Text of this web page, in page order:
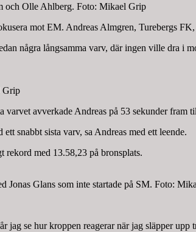
och Olle Ahlberg. Foto: Mikael Grip
mot EM. Andreas Almgren, Turebergs
några långsamma varv, där ingen ville dra i
Grip
avverkade Andreas på 53 sekunder fram
snabbt sista varv, sa Andreas med ett leende.
rekord med 13.58,23 på bronsplats.
Jonas Glans som inte startade på SM. Foto:
se hur kroppen reagerar när jag släpper upp